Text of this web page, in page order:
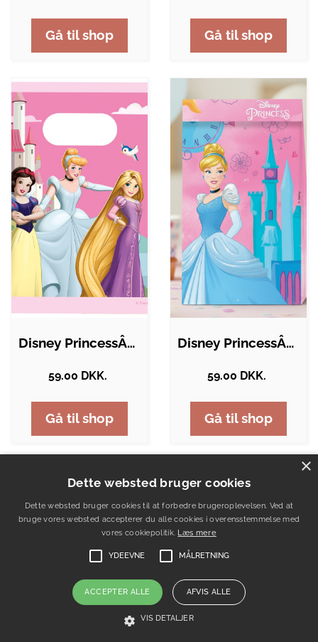
Gå til shop Gå til shop
Disney PrincessÂ® Papir Partyposer
59.00 DKK.
Gå til shop
Disney PrincessÂ® Partyposer
59.00 DKK.
Gå til shop
Dette websted bruger cookies
Dette websted bruger cookies til at forbedre brugeroplevelsen. Ved at
bruge vores websted accepterer du alle cookies i overensstemmelse med
vores cookiepolitik. Læs mere
YDEEVNE MÅLRETNING
ACCEPTER ALLE AFVIS ALLE
VIS DETALJER
×